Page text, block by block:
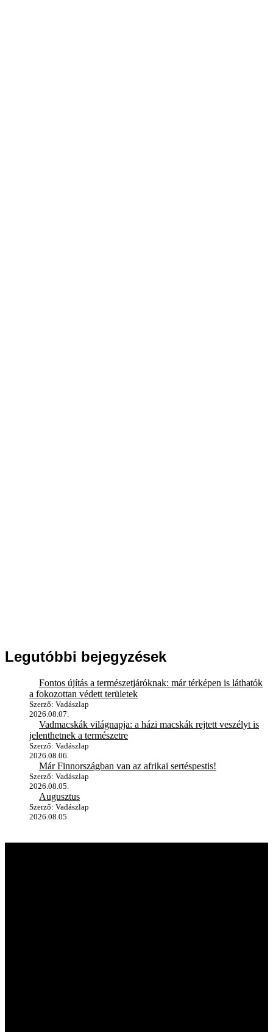
Legutóbbi bejegyzések
Fontos újítás a természetjáróknak: már térképen is láthatók
a fokozottan védett területek
Szerző: Vadászlap
2026.08.07.
Vadmacskák világnapja: a házi macskák rejtett veszélyt is
jelenthetnek a természetre
Szerző: Vadászlap
2026.08.06.
Már Finnországban van az afrikai sertéspestis!
Szerző: Vadászlap
2026.08.05.
Augusztus
Szerző: Vadászlap
2026.08.05.